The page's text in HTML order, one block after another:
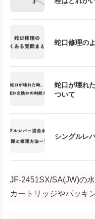
蛇口修理の
蛇口が壊れ
ついて
シングルレ
JF-2451SX/SA(JW)の
カートリッジやパッキ